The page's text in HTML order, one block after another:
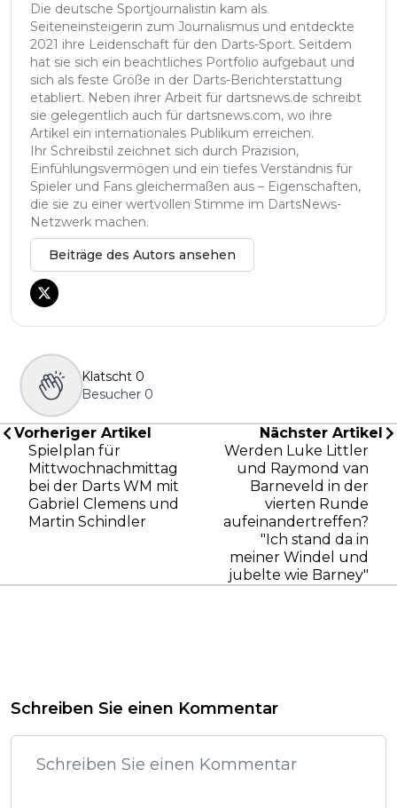
Die deutsche Sportjournalistin kam als
Seiteneinsteigerin zum Journalismus und entdeckte
2021 ihre Leidenschaft für den Darts-Sport. Seitdem
hat sie sich ein beachtliches Portfolio aufgebaut und
sich als feste Größe in der Darts-Berichterstattung
etabliert. Neben ihrer Arbeit für dartsnews.de schreibt
sie gelegentlich auch für dartsnews.com, wo ihre
Artikel ein internationales Publikum erreichen.
Ihr Schreibstil zeichnet sich durch Präzision,
Einfühlungsvermögen und ein tiefes Verständnis für
Spieler und Fans gleichermaßen aus – Eigenschaften,
die sie zu einer wertvollen Stimme im DartsNews-
Netzwerk machen.
Beiträge des Autors ansehen
Klatscht 0
Besucher 0
Vorheriger Artikel
Spielplan für
Mittwochnachmittag
bei der Darts WM mit
Gabriel Clemens und
Martin Schindler
Nächster Artikel
Werden Luke Littler
und Raymond van
Barneveld in der
vierten Runde
aufeinandertreffen?
"Ich stand da in
meiner Windel und
jubelte wie Barney"
Schreiben Sie einen Kommentar